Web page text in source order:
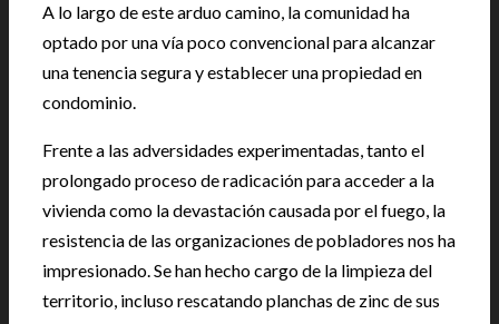
A lo largo de este arduo camino, la comunidad ha
optado por una vía poco convencional para alcanzar
una tenencia segura y establecer una propiedad en
condominio.
Frente a las adversidades experimentadas, tanto el
prolongado proceso de radicación para acceder a la
vivienda como la devastación causada por el fuego, la
resistencia de las organizaciones de pobladores nos ha
impresionado. Se han hecho cargo de la limpieza del
territorio, incluso rescatando planchas de zinc de sus